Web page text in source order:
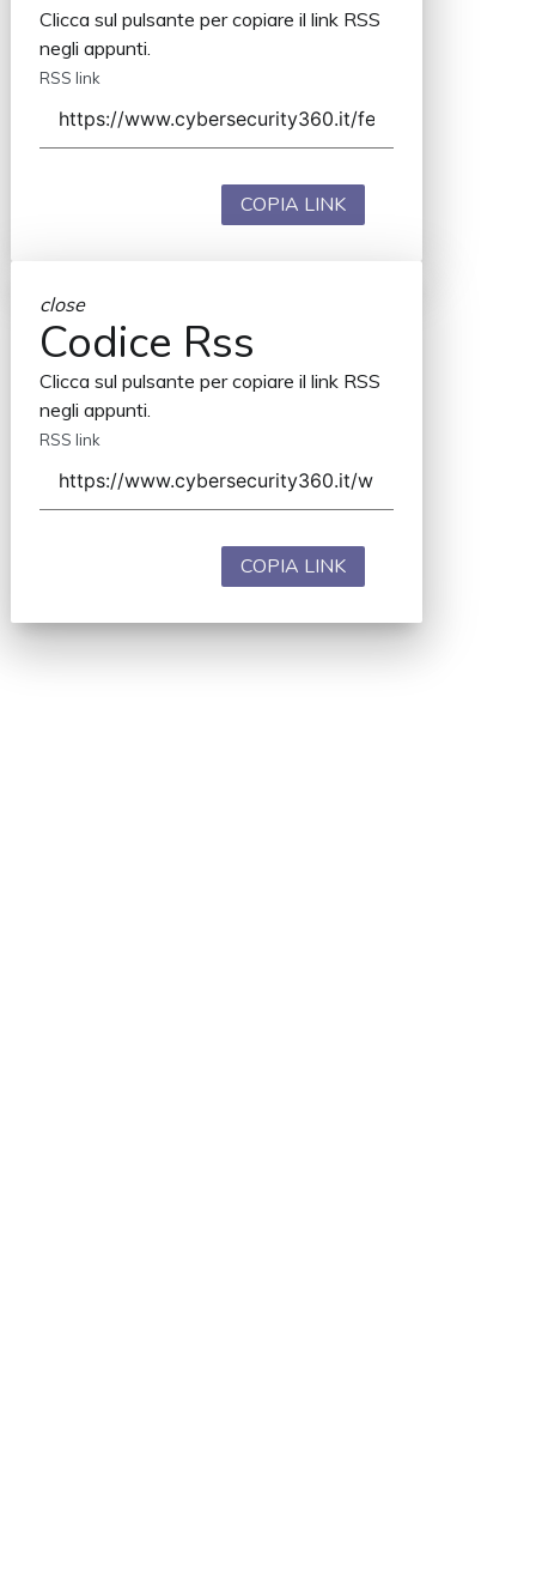
Clicca sul pulsante per copiare il link RSS
negli appunti.
RSS link
COPIA LINK
close
Codice Rss
Clicca sul pulsante per copiare il link RSS
negli appunti.
RSS link
COPIA LINK